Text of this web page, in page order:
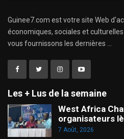
Guinee7.com est votre site Web
économiques, sociales et culturelles
vous fournissons les dernières ...
Les + Lus de la semaine
West Africa
organisateurs
7 Août, 2026